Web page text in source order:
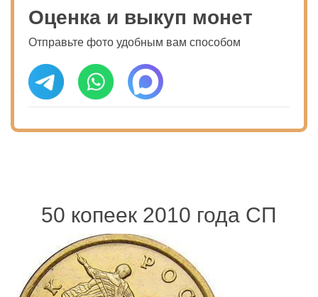
Оценка и выкуп монет
Отправьте фото удобным вам способом
50 копеек 2010 года СП